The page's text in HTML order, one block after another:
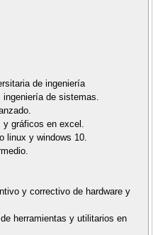
de ingeniería
de sistemas.
y gráficos en excel.
linux y windows 10.
y correctivo de hardware y
herramientas y utilitarios en